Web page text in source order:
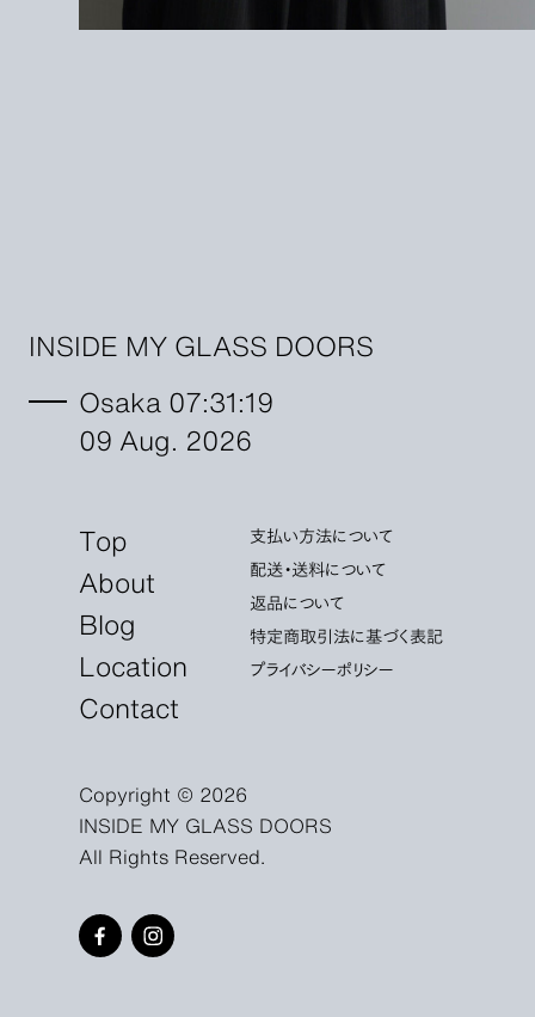
INSIDE MY GLASS DOORS
Osaka 07:31:20
09 Aug. 2026
Top
About
Blog
Location
Contact
支払い方法について
配送・送料について
返品について
特定商取引法に基づく表記
プライバシーポリシー
Copyright © 2026
INSIDE MY GLASS DOORS
All Rights Reserved.